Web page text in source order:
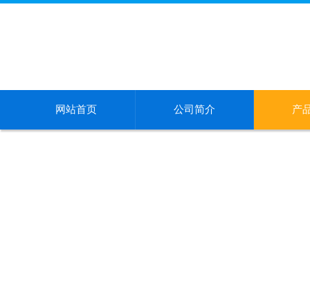
网站首页 公司简介 产